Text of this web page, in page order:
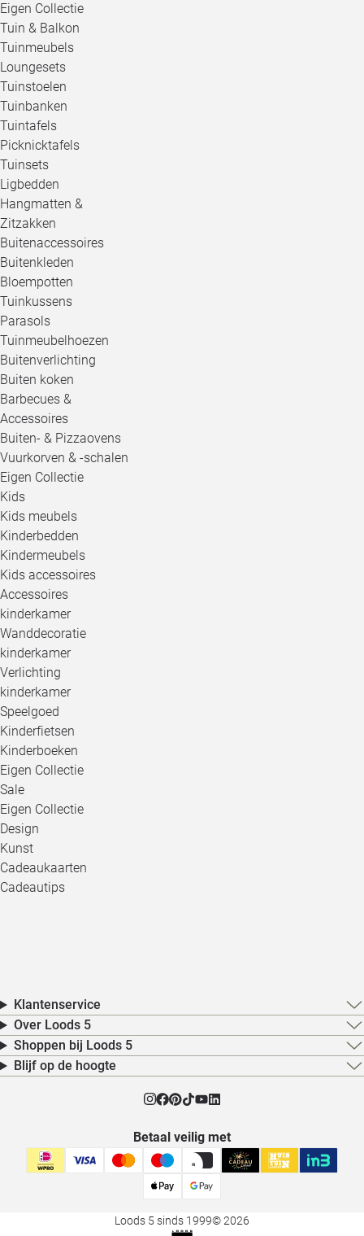
Eigen Collectie
Tuin & Balkon
Tuinmeubels
Loungesets
Tuinstoelen
Tuinbanken
Tuintafels
Picknicktafels
Tuinsets
Ligbedden
Hangmatten &
Zitzakken
Buitenaccessoires
Buitenkleden
Bloempotten
Tuinkussens
Parasols
Tuinmeubelhoezen
Buitenverlichting
Buiten koken
Barbecues &
Accessoires
Buiten- & Pizzaovens
Vuurkorven & -schalen
Eigen Collectie
Kids
Kids meubels
Kinderbedden
Kindermeubels
Kids accessoires
Accessoires
kinderkamer
Wanddecoratie
kinderkamer
Verlichting
kinderkamer
Speelgoed
Kinderfietsen
Kinderboeken
Eigen Collectie
Sale
Eigen Collectie
Design
Kunst
Cadeaukaarten
Cadeautips
Klantenservice
Over Loods 5
Shoppen bij Loods 5
Blijf op de hoogte
Betaal veilig met
Loods 5 sinds 1999© 2026